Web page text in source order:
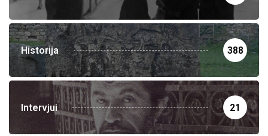
Historija 388
Intervjui 21